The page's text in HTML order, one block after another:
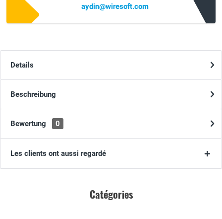
aydin@wiresoft.com
Details
Beschreibung
Bewertung 0
Les clients ont aussi regardé
Catégories